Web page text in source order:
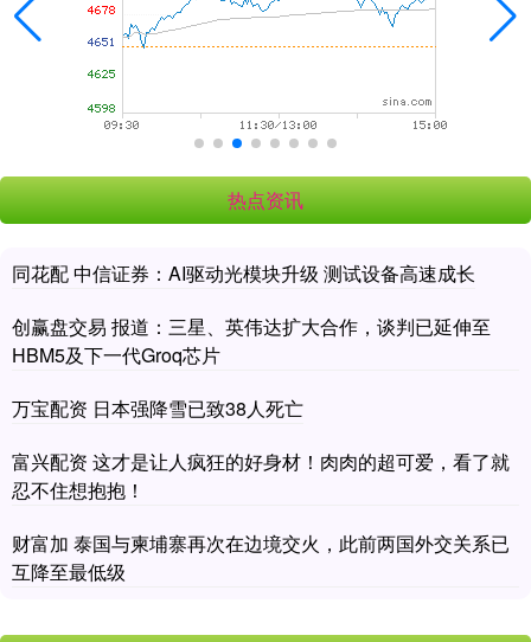
热点资讯
同花配 中信证券：AI驱动光模块升级 测试设备高速成长
创赢盘交易 报道：三星、英伟达扩大合作，谈判已延伸至
HBM5及下一代Groq芯片
万宝配资 日本强降雪已致38人死亡
富兴配资 这才是让人疯狂的好身材！肉肉的超可爱，看了就
忍不住想抱抱！
财富加 泰国与柬埔寨再次在边境交火，此前两国外交关系已
互降至最低级